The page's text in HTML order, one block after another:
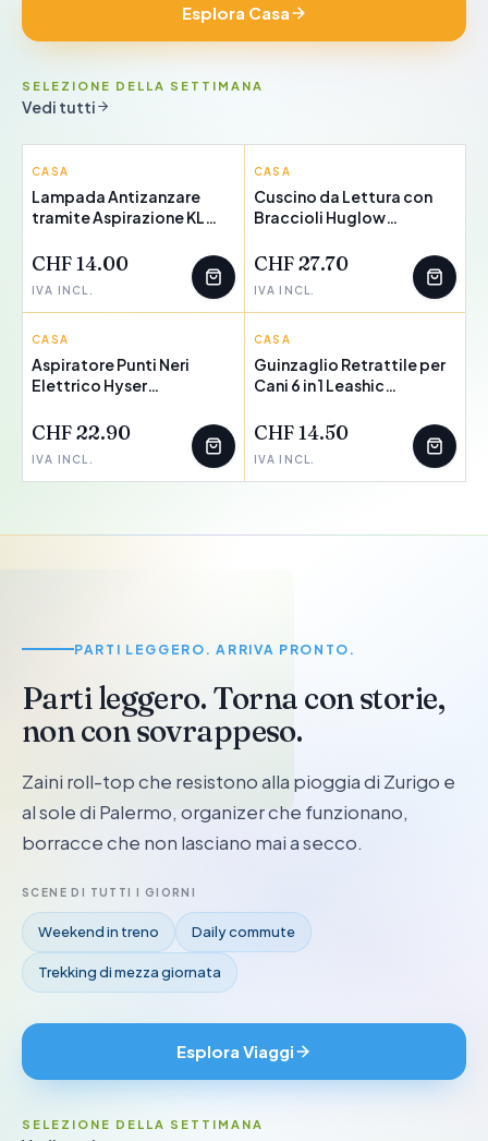
Esplora Casa
SELEZIONE DELLA SETTIMANA
Vedi tutti
INNOVAGOODS
CASA
Lampada Antizanzare
tramite Aspirazione KL
CHF 14.00
IVA INCL.
INNOVAGOODS
CASA
Cuscino da Lettura con
Braccioli Huglow
CHF 27.70
IVA INCL.
INNOVAGOODS
CASA
Aspiratore Punti Neri
Elettrico Hyser
CHF 22.90
IVA INCL.
INNOVAGOODS
CASA
Guinzaglio Retrattile per
Cani 6 in 1 Leashic
CHF 14.50
IVA INCL.
VIAGGI & AVVENTURA
PARTI LEGGERO. ARRIVA PRONTO.
Parti leggero. Torna con storie,
non con sovrappeso.
Zaini roll-top che resistono alla pioggia di Zurigo e
al sole di Palermo, organizer che funzionano,
borracce che non lasciano mai a secco.
SCENE DI TUTTI I GIORNI
Weekend in treno Daily commute
Trekking di mezza giornata
Esplora Viaggi
SELEZIONE DELLA SETTIMANA